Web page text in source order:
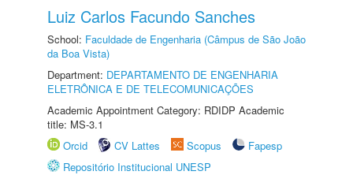
Luiz Carlos Facundo Sanches
School: Faculdade de Engenharia (Câmpus de São João
da Boa Vista)
Department: DEPARTAMENTO DE ENGENHARIA
ELETRÔNICA E DE TELECOMUNICAÇÕES
Academic Appointment Category: RDIDP Academic
title: MS-3.1
Orcid
CV Lattes Scopus
Fapesp
Repositório Institucional UNESP